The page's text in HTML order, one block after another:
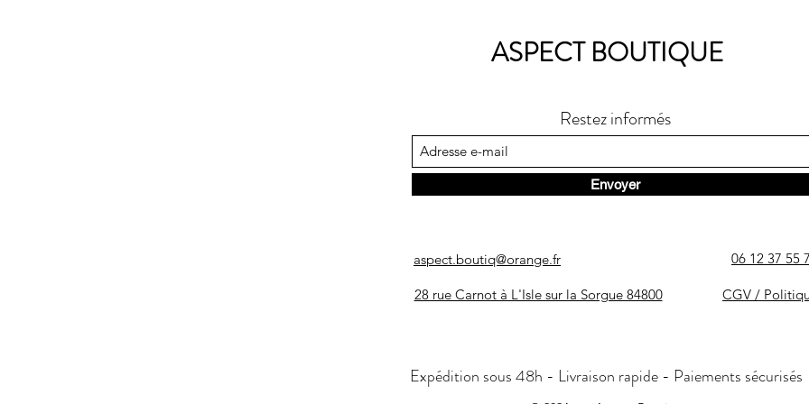
ASPECT BOUTIQUE
Restez informés
Envoyer
aspect.boutiq@orange.fr 06 12 37 55
28 rue Carnot à L'Isle sur la Sorgue 84800 CGV /
Expédition sous 48h - Livraison rapide - Paiements sécurisés